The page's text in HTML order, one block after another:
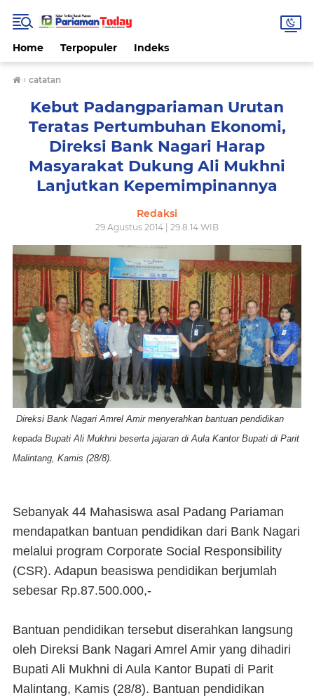
Home Terpopuler Indeks
› catatan
Kebut Padangpariaman Urutan
Teratas Pertumbuhan Ekonomi,
Direksi Bank Nagari Harap
Masyarakat Dukung Ali Mukhni
Lanjutkan Kepemimpinannya
Redaksi
29 Agustus 2014 | 29.8.14 WIB
Direksi Bank Nagari Amrel Amir menyerahkan bantuan pendidikan
kepada Bupati Ali Mukhni beserta jajaran di Aula Kantor Bupati di Parit
Malintang, Kamis (28/8).
Sebanyak 44 Mahasiswa asal Padang Pariaman
mendapatkan bantuan pendidikan dari Bank Nagari
melalui program Corporate Social Responsibility
(CSR). Adapun beasiswa pendidikan berjumlah
sebesar Rp.87.500.000,-
Bantuan pendidikan tersebut diserahkan langsung
oleh Direksi Bank Nagari Amrel Amir yang dihadiri
Bupati Ali Mukhni di Aula Kantor Bupati di Parit
Malintang, Kamis (28/8). Bantuan pendidikan